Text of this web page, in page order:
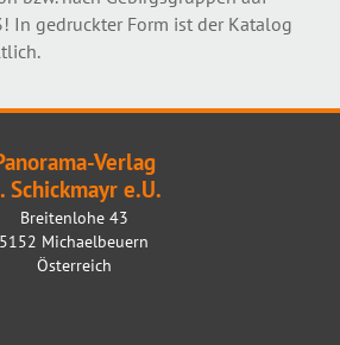
In gedruckter Form ist der Katalog
Verlag
Schickmayr e.U.
Breitenlohe 43
5152 Michaelbeuern
Österreich